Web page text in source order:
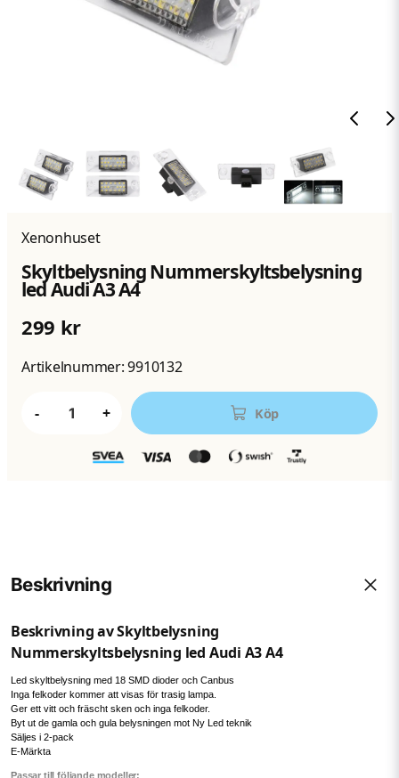
Xenonhuset
Skyltbelysning Nummerskyltsbelysning
led Audi A3 A4
299 kr
Artikelnummer:9910132
- + Köp
Beskrivning
Beskrivning av Skyltbelysning
Nummerskyltsbelysning led Audi A3 A4
Led skyltbelysning med 18 SMD dioder och Canbus
Inga felkoder kommer att visas för trasig lampa.
Ger ett vitt och fräscht sken och inga felkoder.
Byt ut de gamla och gula belysningen mot Ny Led teknik
Säljes i 2-pack
E-Märkta
Passar till följande modeller: